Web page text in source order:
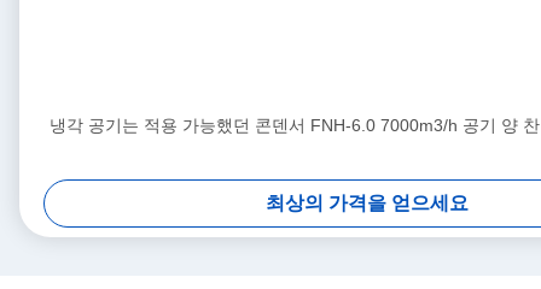
냉각 공기는 적용 가능했던 콘덴서 FNH-6.0 7000m3/h 공기 양
최상의 가격을 얻으세요